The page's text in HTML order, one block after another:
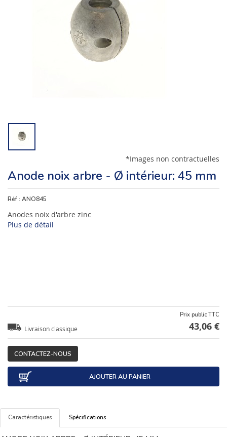
*Images non contractuelles
Anode noix arbre - Ø intérieur: 45 mm
Réf : ANO845
Anodes noix d'arbre zinc
Plus de détail
Livraison classique
Prix public TTC
43,06 €
CONTACTEZ-NOUS
AJOUTER AU PANIER
Caractéristiques Spécifications